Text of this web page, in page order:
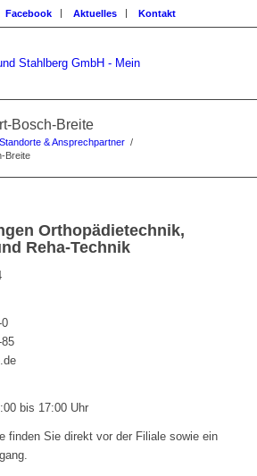
Facebook Aktuelles Kontakt
Bosch-Breite
Standorte & Ansprechpartner /
Breite
Orthopädietechnik,
Reha-Technik
bis 17:00 Uhr
finden Sie direkt vor der Filiale sowie ein